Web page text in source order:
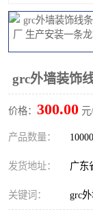
grc外墙装饰
价格： 300.00 元
产品数量：
发货地址： 广东
关键词： grc